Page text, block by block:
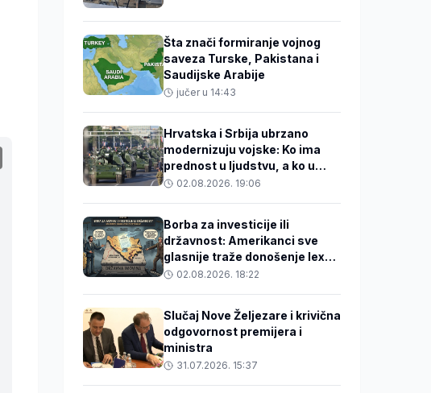
Šta znači formiranje vojnog
saveza Turske, Pakistana i
Saudijske Arabije
jučer u 14:43
Hrvatska i Srbija ubrzano
modernizuju vojske: Ko ima
prednost u ljudstvu, a ko u
tehnologiji?
02.08.2026. 19:06
Borba za investicije ili
državnost: Amerikanci sve
glasnije traže donošenje lex
specialisa o državnoj imovini
02.08.2026. 18:22
Slučaj Nove Željezare i krivična
odgovornost premijera i
ministra
31.07.2026. 15:37